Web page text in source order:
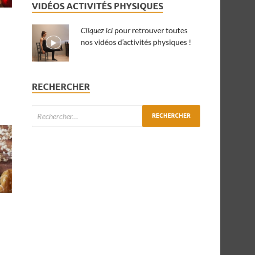
VIDÉOS ACTIVITÉS PHYSIQUES
Cliquez ici pour retrouver toutes
nos vidéos d’activités physiques !
RECHERCHER